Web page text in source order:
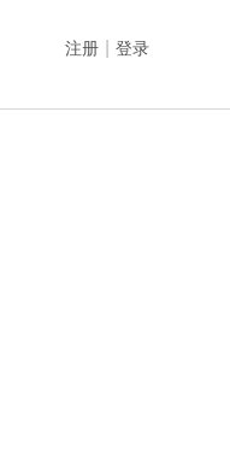
注册 登录